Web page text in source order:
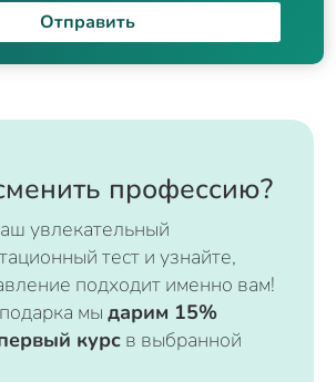
Отправить
профессию?
увлекательный
тест и узнайте,
подходит именно вам!
мы дарим 15%
курс в выбранной